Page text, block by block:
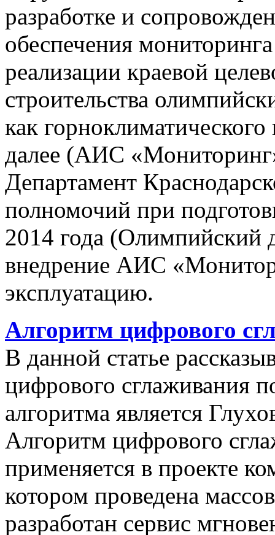
разработке и
обеспечения
реализации краевой
строительства
как
далее (АИС
Департамент
полномочий при
2014 года (Олимпийский
внедрение АИС
эксплуатацию.
Алгоритм цифрового
В данной статье
цифрового сглаживания
алгоритма является
Алгоритм цифрового
применяется в проекте
котором проведена
разработан сервис